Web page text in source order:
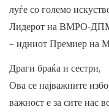
луѓе со големо
Лидерот на ВМРО-
– идниот Премиер на
Драги браќа и сестри,
Ова се најважните
важност е за сите нас